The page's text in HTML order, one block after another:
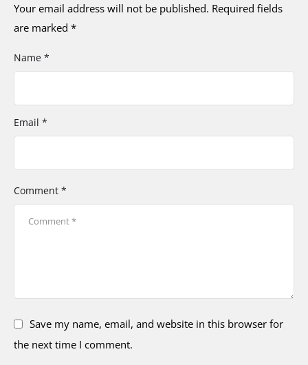
Your email address will not be published. Required fields
are marked *
Comment *
Name *
Email *
Save my name, email, and website in this browser for
the next time I comment.